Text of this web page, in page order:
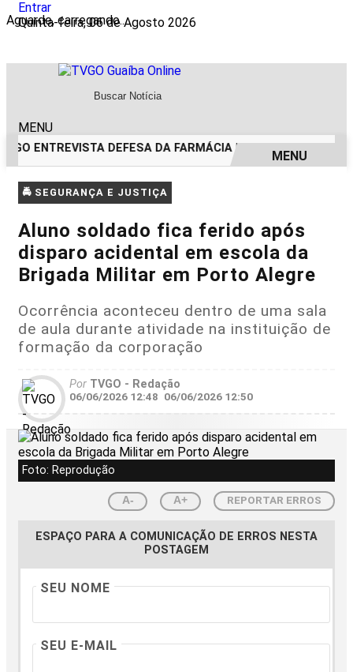
Aguarde, carregando...
Entrar
Quinta-feira, 06 de Agosto 2026
MENU
ENTREVISTA DEFESA DA FARMÁCIA INVESTIGADA EM
EM ALTA
MENU
🚔 SEGURANÇA E JUSTIÇA
Aluno soldado fica ferido após
disparo acidental em escola da
Brigada Militar em Porto Alegre
Ocorrência aconteceu dentro de uma sala
de aula durante atividade na instituição de
formação da corporação
Por TVGO - Redação
06/06/2026 12:48 06/06/2026 12:50
Foto: Reprodução
A- A+ REPORTAR ERROS
ESPAÇO PARA A COMUNICAÇÃO DE ERROS NESTA
POSTAGEM
SEU NOME
SEU E-MAIL